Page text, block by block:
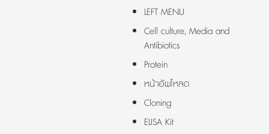
LEFT MENU
Cell culture, Media and
Antibiotics
Protein
หน้าอัพโหลด
Cloning
ELISA Kit